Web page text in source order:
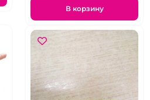
В корзину